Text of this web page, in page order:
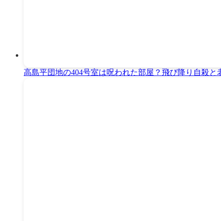
高島平団地の404号室は呪われた部屋？飛び降り自殺と